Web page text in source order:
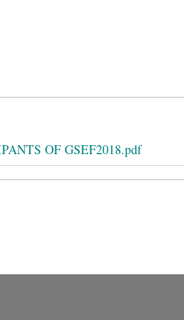
OF GSEF2018.pdf